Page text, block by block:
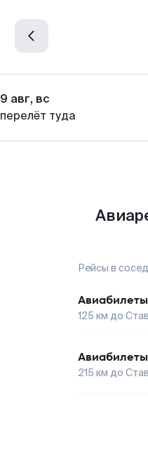
9 авг, вс
перелёт туда
Рейсы в
Авиабилеты
125 км до
Авиабилеты
215 км до